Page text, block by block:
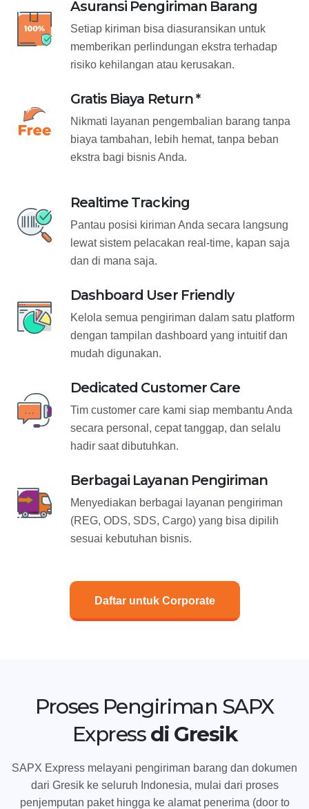
Asuransi Pengiriman Barang
Setiap kiriman bisa diasuransikan untuk
memberikan perlindungan ekstra terhadap
risiko kehilangan atau kerusakan.
Gratis Biaya Return *
Nikmati layanan pengembalian barang tanpa
biaya tambahan, lebih hemat, tanpa beban
ekstra bagi bisnis Anda.
Realtime Tracking
Pantau posisi kiriman Anda secara langsung
lewat sistem pelacakan real-time, kapan saja
dan di mana saja.
Dashboard User Friendly
Kelola semua pengiriman dalam satu platform
dengan tampilan dashboard yang intuitif dan
mudah digunakan.
Dedicated Customer Care
Tim customer care kami siap membantu Anda
secara personal, cepat tanggap, dan selalu
hadir saat dibutuhkan.
Berbagai Layanan Pengiriman
Menyediakan berbagai layanan pengiriman
(REG, ODS, SDS, Cargo) yang bisa dipilih
sesuai kebutuhan bisnis.
Daftar untuk Corporate
Proses Pengiriman SAPX
Expressdi Gresik
SAPX Express melayani pengiriman barang dan dokumen
dari Gresik ke seluruh Indonesia, mulai dari proses
penjemputan paket hingga ke alamat penerima (door to